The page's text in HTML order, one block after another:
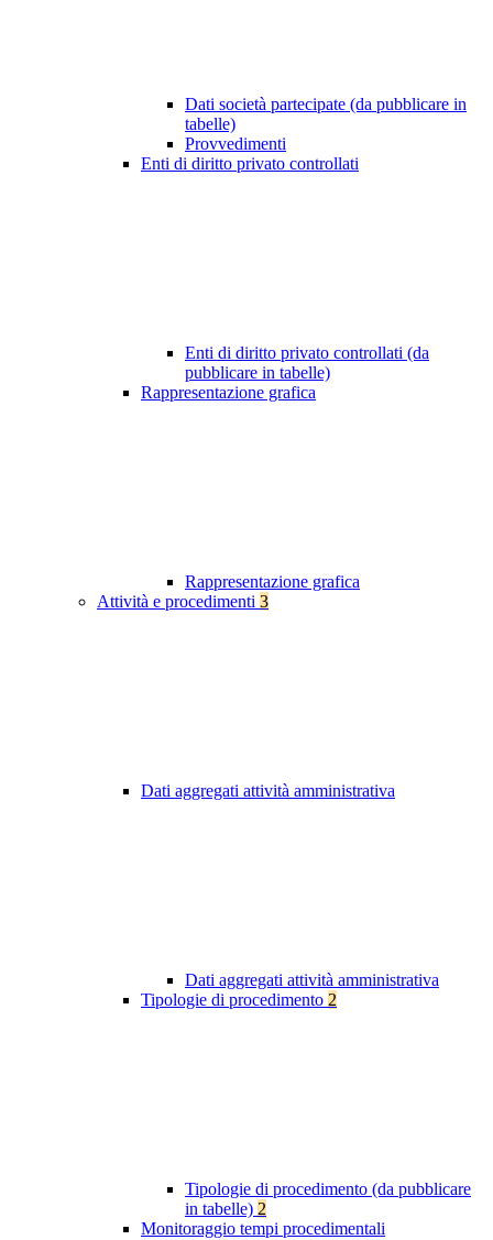
Dati società partecipate (da pubblicare in
tabelle)
Provvedimenti
Enti di diritto privato controllati
Enti di diritto privato controllati (da
pubblicare in tabelle)
Rappresentazione grafica
Rappresentazione grafica
Attività e procedimenti 3
Dati aggregati attività amministrativa
Dati aggregati attività amministrativa
Tipologie di procedimento 2
Tipologie di procedimento (da pubblicare
in tabelle) 2
Monitoraggio tempi procedimentali